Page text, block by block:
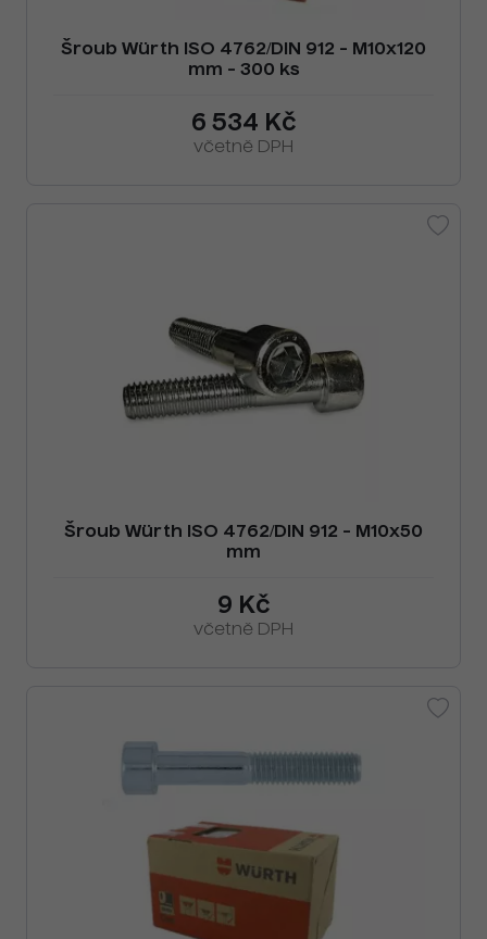
Šroub Würth ISO 4762/DIN 912 - M10x120
mm - 300 ks
6 534 Kč
včetně DPH
Šroub Würth ISO 4762/DIN 912 - M10x50
mm
9 Kč
včetně DPH